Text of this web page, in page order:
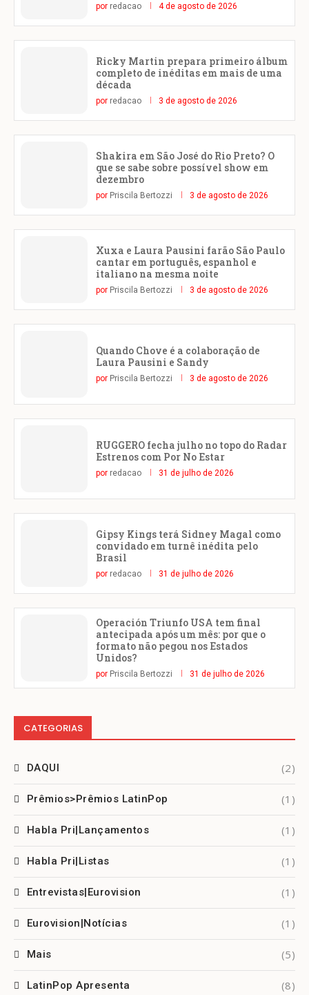
por redacao 4 de agosto de 2026
Ricky Martin prepara primeiro álbum
completo de inéditas em mais de uma
década
por redacao 3 de agosto de 2026
Shakira em São José do Rio Preto? O
que se sabe sobre possível show em
dezembro
por Priscila Bertozzi 3 de agosto de 2026
Xuxa e Laura Pausini farão São Paulo
cantar em português, espanhol e
italiano na mesma noite
por Priscila Bertozzi 3 de agosto de 2026
Quando Chove é a colaboração de
Laura Pausini e Sandy
por Priscila Bertozzi 3 de agosto de 2026
RUGGERO fecha julho no topo do Radar
Estrenos com Por No Estar
por redacao 31 de julho de 2026
Gipsy Kings terá Sidney Magal como
convidado em turnê inédita pelo
Brasil
por redacao 31 de julho de 2026
Operación Triunfo USA tem final
antecipada após um mês: por que o
formato não pegou nos Estados
Unidos?
por Priscila Bertozzi 31 de julho de 2026
CATEGORIAS
DAQUI (2)
Prêmios>Prêmios LatinPop (1)
Habla Pri|Lançamentos (1)
Habla Pri|Listas (1)
Entrevistas|Eurovision (1)
Eurovision|Notícias (1)
Mais (5)
LatinPop Apresenta (8)